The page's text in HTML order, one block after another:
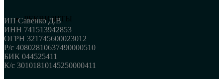
РЕКВИЗИТЫ
ИП Савенко Д.В
ИНН 741513942853
ОГРН 321745600023012
Р/с 40802810637490000510
БИК 044525411
К/с 30101810145250000411